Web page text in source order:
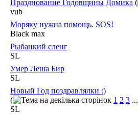
Празднование Годовщины Домика (
vub
Моряку нужна помощь. SOS!
Black max
Рыбацкий сленг
SL
Умер Леша Бир
SL
Новый Год поздравлялки :)
(
1 2 3 ...
SL